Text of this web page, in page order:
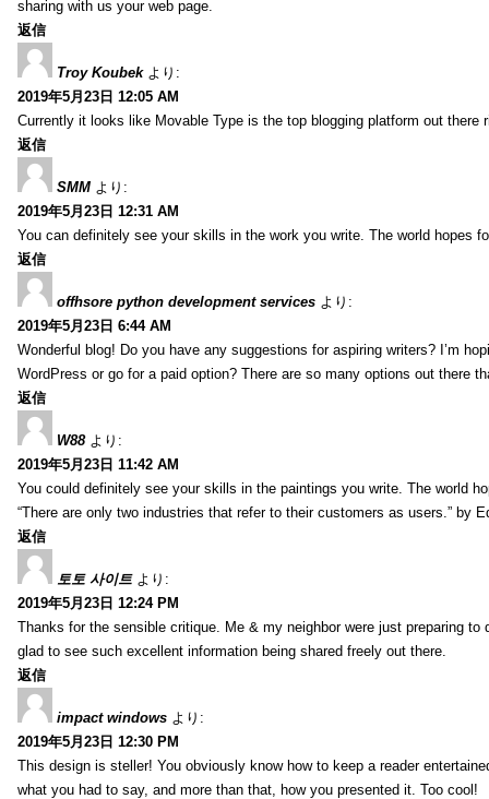
sharing with us your web page.
返信
Troy Koubek より:
2019年5月23日 12:05 AM
Currently it looks like Movable Type is the top blogging platform out
返信
SMM より:
2019年5月23日 12:31 AM
You can definitely see your skills in the work you write. The world hopes
返信
offhsore python development services より:
2019年5月23日 6:44 AM
Wonderful blog! Do you have any suggestions for aspiring writers? I’m
WordPress or go for a paid option? There are so many options out there
返信
W88 より:
2019年5月23日 11:42 AM
You could definitely see your skills in the paintings you write. The world
“There are only two industries that refer to their customers as users.” by
返信
토토 사이트 より:
2019年5月23日 12:24 PM
Thanks for the sensible critique. Me & my neighbor were just preparing
glad to see such excellent information being shared freely out there.
返信
impact windows より:
2019年5月23日 12:30 PM
This design is steller! You obviously know how to keep a reader
what you had to say, and more than that, how you presented it. Too cool!